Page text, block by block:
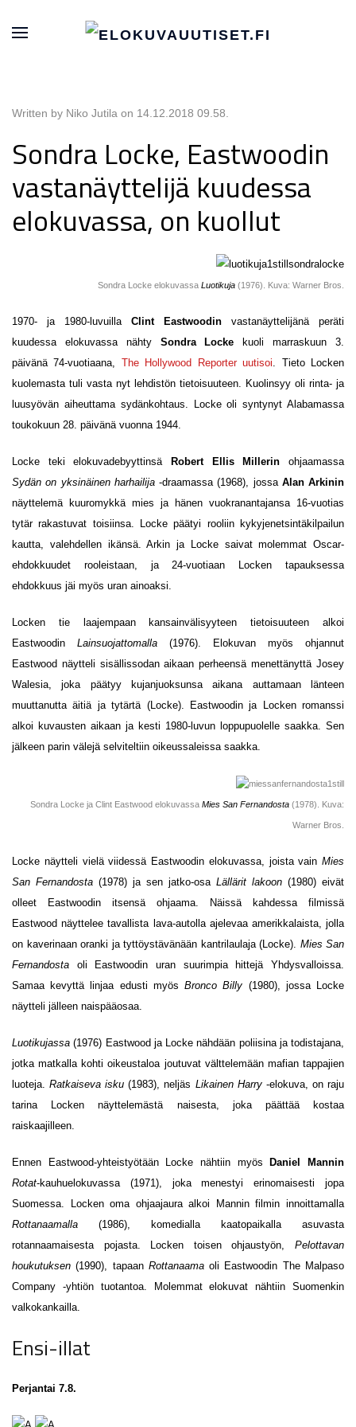
Written by Niko Jutila on 14.12.2018 09.58
Sondra Locke, Eastwoodin
vastanäyttelijä kuudessa
elokuvassa, on kuollut
Sondra Locke elokuvassa Luotikuja (1976). Kuva: Warner Bros.
1970- ja 1980-luvuilla Clint Eastwoodin vastanäyttelijänä peräti
kuudessa elokuvassa nähty Sondra Lockekuoli marraskuun 3.
päivänä 74-vuotiaana, The Hollywood Reporter uutisoi . Tieto Locken
kuolemasta tuli vasta nyt lehdistön tietoisuuteen. Kuolinsyy oli rinta- ja
luusyövän aiheuttama sydänkohtaus. Locke oli syntynyt Alabamassa
toukokuun 28. päivänä vuonna 1944.
Locke teki elokuvadebyyttinsä Robert Ellis Millerin ohjaamassa
Sydän on yksinäinen harhailija -draamassa (1968), jossa Alan Arkinin
näyttelemä kuuromykkä mies ja hänen vuokranantajansa 16-vuotias
tytär rakastuvat toisiinsa. Locke päätyi rooliin kykyjenetsintäkilpailun
kautta, valehdellen ikänsä. Arkin ja Locke saivat molemmat Oscar-
ehdokkuudet rooleistaan, ja 24-vuotiaan Locken tapauksessa
ehdokkuus jäi myös uran ainoaksi.
Locken tie laajempaan kansainvälisyyteen tietoisuuteen alkoi
Eastwoodin Lainsuojattomalla (1976). Elokuvan myös ohjannut
Eastwood näytteli sisällissodan aikaan perheensä menettänyttä Josey
Walesia, joka päätyy kujanjuoksunsa aikana auttamaan länteen
muuttanutta äitiä ja tytärtä (Locke). Eastwoodin ja Locken romanssi
alkoi kuvausten aikaan ja kesti 1980-luvun loppupuolelle saakka. Sen
jälkeen parin välejä selviteltiin oikeussaleissa saakka.
Sondra Locke ja Clint Eastwood elokuvassa Mies San Fernandosta (1978). Kuva:
Warner Bros.
Locke näytteli vielä viidessä Eastwoodin elokuvassa, joista vain Mies
San Fernandosta (1978) ja sen jatko-osa Lällärit lakoon (1980) eivät
olleet Eastwoodin itsensä ohjaama. Näissä kahdessa filmissä
Eastwood näyttelee tavallista lava-autolla ajelevaa amerikkalaista, jolla
on kaverinaan oranki ja tyttöystävänään kantrilaulaja (Locke). Mies San
Fernandosta oli Eastwoodin uran suurimpia hittejä Yhdysvalloissa.
Samaa kevyttä linjaa edusti myösBronco Billy (1980), jossa Locke
näytteli jälleen naispääosaa.
Luotikujassa(1976) Eastwood ja Locke nähdään poliisina ja todistajana,
jotka matkalla kohti oikeustaloa joutuvat välttelemään mafian tappajien
luoteja.Ratkaiseva isku(1983), neljäs Likainen Harry -elokuva, on raju
tarina Locken näyttelemästä naisesta, joka päättää kostaa
raiskaajilleen.
Ennen Eastwood-yhteistyötään Locke nähtiin myösDaniel Mannin
Rotat-kauhuelokuvassa (1971), joka menestyi erinomaisesti jopa
Suomessa. Locken oma ohjaajaura alkoi Mannin filmin innoittamalla
Rottanaamalla (1986), komedialla kaatopaikalla asuvasta
rotannaamaisesta pojasta. Locken toisen ohjaustyön, Pelottavan
houkutuksen(1990), tapaan Rottanaamaoli Eastwoodin The Malpaso
Company -yhtiön tuotantoa. Molemmat elokuvat nähtiin Suomenkin
valkokankailla.
Ensi-illat
Perjantai 7.8.